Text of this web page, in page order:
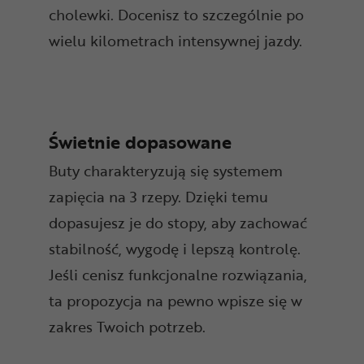
cholewki. Docenisz to szczególnie po
wielu kilometrach intensywnej jazdy.
Świetnie dopasowane
Buty charakteryzują się systemem
zapięcia na 3 rzepy. Dzięki temu
dopasujesz je do stopy, aby zachować
stabilność, wygodę i lepszą kontrolę.
Jeśli cenisz funkcjonalne rozwiązania,
ta propozycja na pewno wpisze się w
zakres Twoich potrzeb.